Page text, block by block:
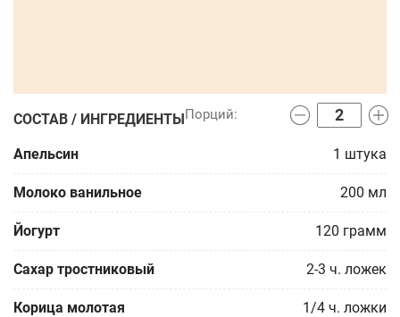
СОСТАВ / ИНГРЕДИЕНТЫ
Апельсин 1 штука
Молоко ванильное 200 мл
Йогурт 120 грамм
Сахар тростниковый 2-3 ч. ложек
Корица молотая 1/4 ч. ложки